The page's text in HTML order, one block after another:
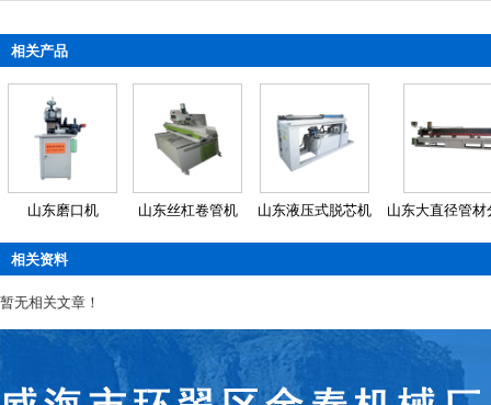
相关产品
山东磨口机 山东丝杠卷管机 山东液压式脱芯机 山东大直径管材
相关资料
暂无相关文章！